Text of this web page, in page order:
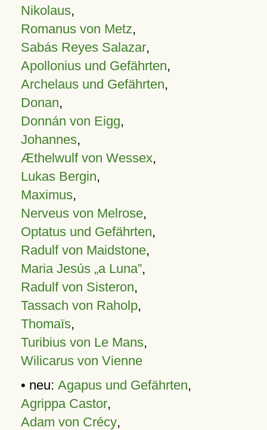
Nikolaus,
Romanus von Metz,
Sabás Reyes Salazar,
Apollonius und Gefährten,
Archelaus und Gefährten,
Donan,
Donnán von Eigg,
Johannes,
Æthelwulf von Wessex,
Lukas Bergin,
Maximus,
Nerveus von Melrose,
Optatus und Gefährten,
Radulf von Maidstone,
Maria Jesús „a Luna”,
Radulf von Sisteron,
Tassach von Raholp,
Thomaïs,
Turibius von Le Mans,
Wilicarus von Vienne
• neu: Agapus und Gefährten,
Agrippa Castor,
Adam von Crécy,